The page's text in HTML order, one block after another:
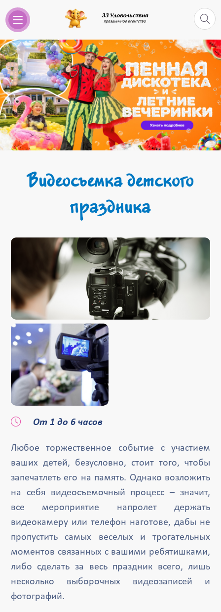
Видеосъемка детского
праздника
От 1 до 6 часов
Любое торжественное событие с участием
ваших детей, безусловно, стоит того, чтобы
запечатлеть его на память. Однако возложить
на себя видеосъемочный процесс – значит,
все мероприятие напролет держать
видеокамеру или телефон наготове, дабы не
пропустить самых веселых и трогательных
моментов связанных с вашими ребятишками,
либо сделать за весь праздник всего, лишь
несколько выборочных видеозаписей и
фотографий.